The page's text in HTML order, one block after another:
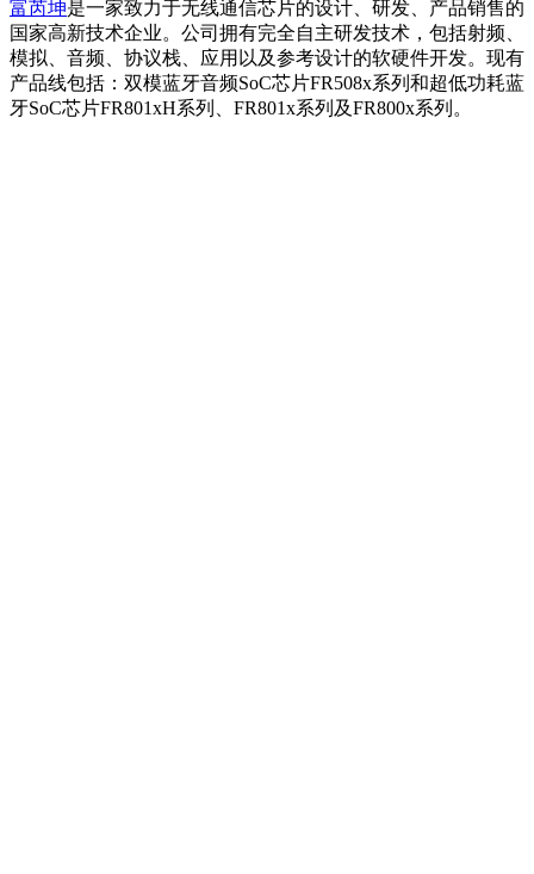
富芮坤是一家致力于无线通信芯片的设计、研发、产品销售的
国家高新技术企业。公司拥有完全自主研发技术，包括射频、
模拟、音频、协议栈、应用以及参考设计的软硬件开发。现有
产品线包括：双模蓝牙音频SoC芯片FR508x系列和超低功耗蓝
牙SoC芯片FR801xH系列、FR801x系列及FR800x系列。